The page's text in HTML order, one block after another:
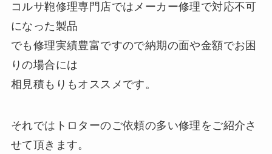
コルサ鞄修理専門店ではメーカー修理で対応不可
になった製品
でも修理実績豊富ですので納期の面や金額でお困
りの場合には
相見積もりもオススメです。
それではトロターのご依頼の多い修理をご紹介さ
せて頂きます。